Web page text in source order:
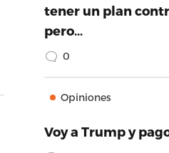
tener un plan
pero…
0
Opiniones
Voy a Trump y